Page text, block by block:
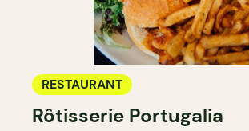
RESTAURANT
Rôtisserie Portugalia